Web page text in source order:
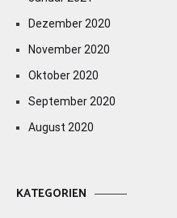
Dezember 2020
November 2020
Oktober 2020
September 2020
August 2020
KATEGORIEN